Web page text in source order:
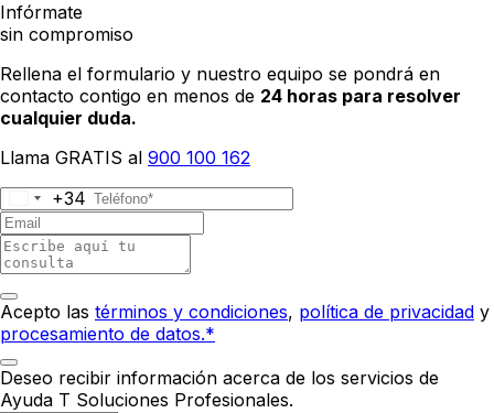
Infórmate
sin compromiso
Rellena el formulario y nuestro equipo se pondrá en
contacto contigo en menos de 24 horas para resolver
cualquier duda.
Llama GRATIS al 900 100 162
+34
Acepto las términos y condiciones, política de privacidad y
procesamiento de datos.*
Deseo recibir información acerca de los servicios de
Ayuda T Soluciones Profesionales.